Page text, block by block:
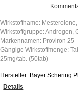
Wirkstoffname: Mesterolone,
Wirkstoffgruppe: Androgen,
Markennamen: Proviron 25
Gängige Wirkstoffmenge:
25mg/tab. (50tab)
Hersteller: Bayer Schering
Details